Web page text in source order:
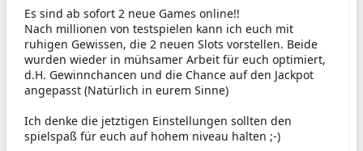
Es sind ab sofort 2 neue Games online!!
Nach millionen von testspielen kann ich euch mit
ruhigen Gewissen, die 2 neuen Slots vorstellen. Beide
wurden wieder in mühsamer Arbeit für euch optimiert,
d.H. Gewinnchancen und die Chance auf den Jackpot
angepasst (Natürlich in eurem Sinne)
Ich denke die jetztigen Einstellungen sollten den
spielspaß für euch auf hohem niveau halten ;-)